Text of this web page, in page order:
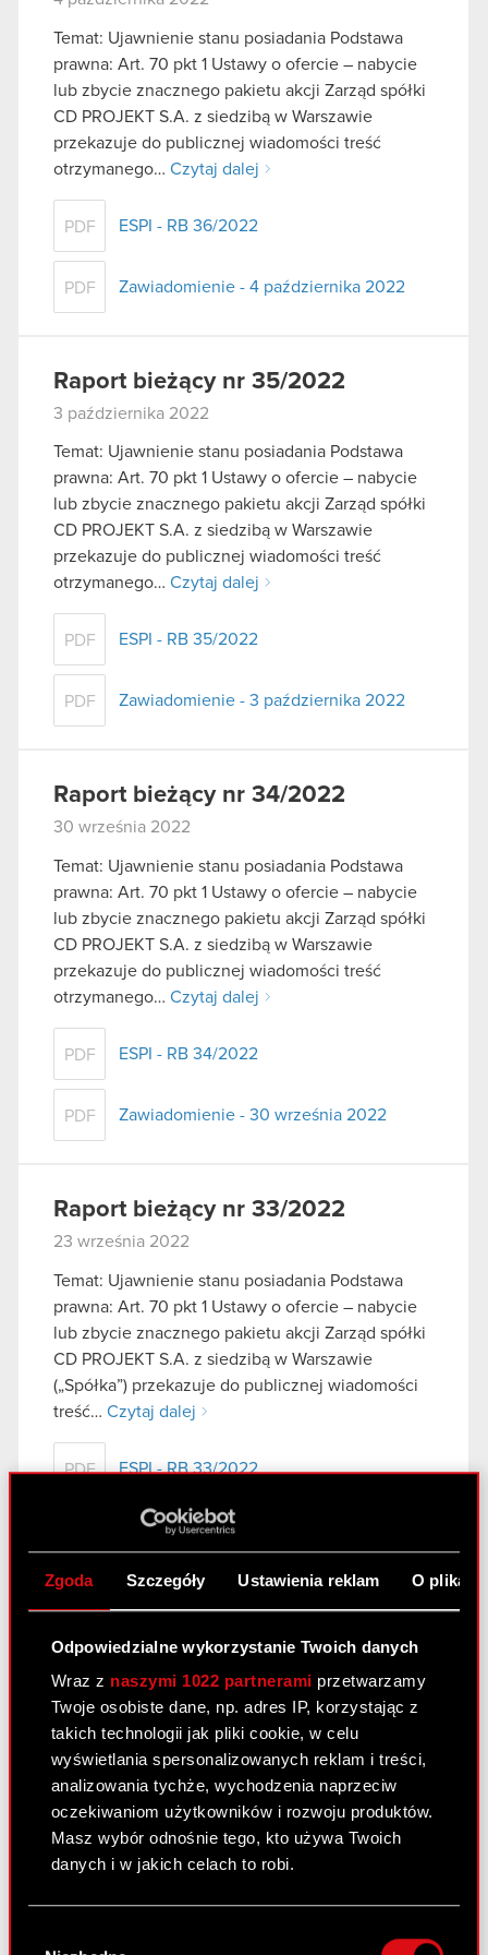
Zgoda Szczegóły Ustawienia reklam O
Odpowiedzialne wykorzystanie Twoich danych
Wraz z naszymi 1022 partnerami przetwarzamy
Twoje osobiste dane, np. adres IP, korzystając z
takich technologii jak pliki cookie, w celu
wyświetlania spersonalizowanych reklam i treści,
analizowania tychże, wychodzenia naprzeciw
oczekiwaniom użytkowników i rozwoju produktów.
Masz wybór odnośnie tego, kto używa Twoich
danych i w jakich celach to robi.
Temat: Ujawnienie stanu posiadania Podstawa
prawna: Art. 70 pkt 1 Ustawy o ofercie – nabycie
lub zbycie znacznego pakietu akcji Zarząd spółki
CD PROJEKT S.A. z siedzibą w Warszawie
przekazuje do publicznej wiadomości treść
otrzymanego… Czytaj dalej
PDF ESPI - RB 36/2022
PDF Zawiadomienie - 4 października 2022
Raport bieżący nr 35/2022
3 października 2022
Temat: Ujawnienie stanu posiadania Podstawa
prawna: Art. 70 pkt 1 Ustawy o ofercie – nabycie
lub zbycie znacznego pakietu akcji Zarząd spółki
CD PROJEKT S.A. z siedzibą w Warszawie
przekazuje do publicznej wiadomości treść
otrzymanego… Czytaj dalej
PDF ESPI - RB 35/2022
PDF Zawiadomienie - 3 października 2022
Raport bieżący nr 34/2022
30 września 2022
Temat: Ujawnienie stanu posiadania Podstawa
prawna: Art. 70 pkt 1 Ustawy o ofercie – nabycie
lub zbycie znacznego pakietu akcji Zarząd spółki
CD PROJEKT S.A. z siedzibą w Warszawie
przekazuje do publicznej wiadomości treść
otrzymanego… Czytaj dalej
PDF ESPI - RB 34/2022
PDF Zawiadomienie - 30 września 2022
Raport bieżący nr 33/2022
23 września 2022
Temat: Ujawnienie stanu posiadania Podstawa
prawna: Art. 70 pkt 1 Ustawy o ofercie – nabycie
lub zbycie znacznego pakietu akcji Zarząd spółki
CD PROJEKT S.A. z siedzibą w Warszawie
(„Spółka”) przekazuje do publicznej wiadomości
treść… Czytaj dalej
PDF ESPI - RB 33/2022
Zawiadomienie - 23 września 2022
23 września 2022
Temat: Ujawnienie stanu posiadania Podstawa
prawna: Art. 70 pkt 1 Ustawy o ofercie – nabycie
lub zbycie znacznego pakietu akcji Zarząd spółki
CD PROJEKT S.A. z siedzibą w Warszawie
(„Spółka”) przekazuje do publicznej wiadomości
Czytaj dalej
Zawiadomienie - 23 września 2022